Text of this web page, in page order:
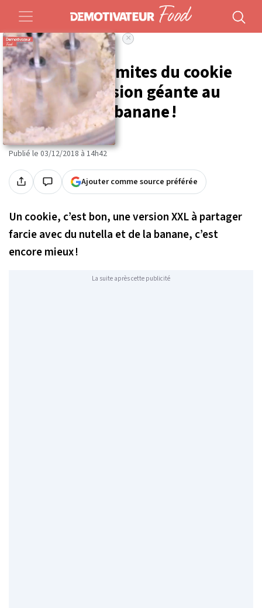
Accueil Food Recettes
Dépassez les limites du cookie
avec cette version géante au
nutella et à la banane !
ParSalim Berkoun
Publié le 03/12/2018 à 14h42
Ajouter comme source préférée
×
Un cookie, c’est bon, une version XXL à partager
farcie avec du nutella et de la banane, c’est
encore mieux !
La suite après cette publicité